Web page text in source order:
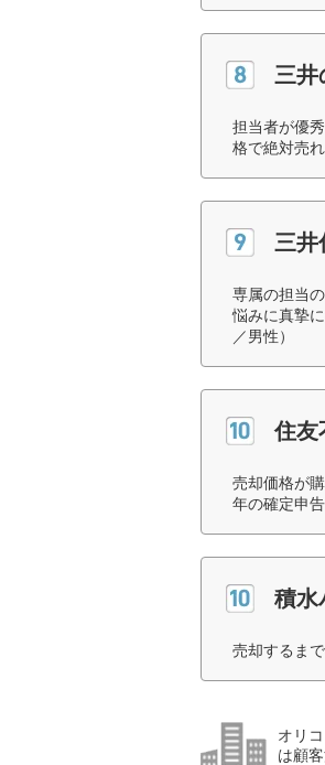
三井
担当者が優
格で絶対売
三井
専属の担当
悩みに真摯
／男性）
住友
売却価格が
年の確定申
積水
売却するま
オリ
は顧